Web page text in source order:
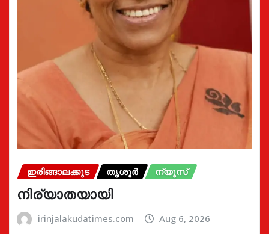
ഇരിങ്ങാലക്കുട തൃശൂർ ന്യൂസ്
നിര്യാതയായി
irinjalakudatimes.com Aug 6, 2026